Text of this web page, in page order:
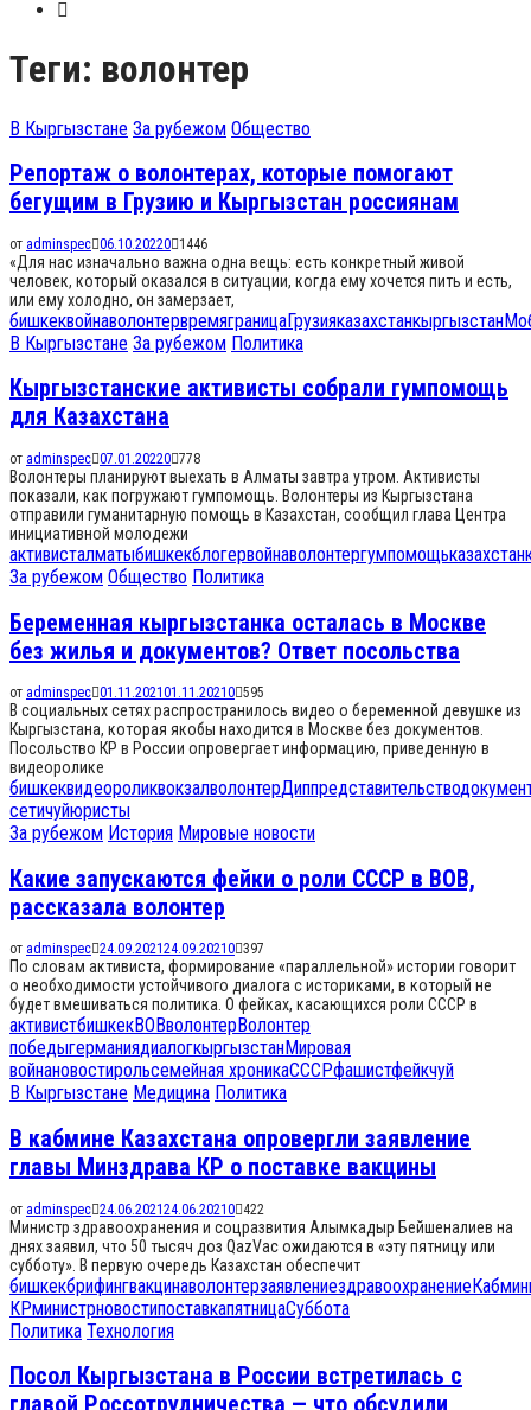
Теги: волонтер
В Кыргызстане За рубежом Общество
Репортаж о волонтерах, которые помогают
бегущим в Грузию и Кыргызстан россиянам
от adminspec 06.10.20220 1446
«Для нас изначально важна одна вещь: есть конкретный живой
человек, который оказался в ситуации, когда ему хочется пить и есть,
или ему холодно, он замерзает,
бишкеквойнаволонтервремяграницаГрузияказахстанкыргызстан
В Кыргызстане За рубежом Политика
Кыргызстанские активисты собрали гумпомощь
для Казахстана
от adminspec 07.01.20220 778
Волонтеры планируют выехать в Алматы завтра утром. Активисты
показали, как погружают гумпомощь. Волонтеры из Кыргызстана
отправили гуманитарную помощь в Казахстан, сообщил глава Центра
инициативной молодежи
активисталматыбишкекблогервойнаволонтергумпомощьказахстан
За рубежом Общество Политика
Беременная кыргызстанка осталась в Москве
без жилья и документов? Ответ посольства
от adminspec 01.11.202101.11.20210 595
В социальных сетях распространилось видео о беременной девушке из
Кыргызстана, которая якобы находится в Москве без документов.
Посольство КР в России опровергает информацию, приведенную в
видеоролике
бишкеквидеороликвокзалволонтерДиппредставительство
сетичуйюристы
За рубежом История Мировые новости
Какие запускаются фейки о роли СССР в ВОВ,
рассказала волонтер
от adminspec 24.09.202124.09.20210 397
По словам активиста, формирование «параллельной» истории говорит
о необходимости устойчивого диалога с историками, в который не
будет вмешиваться политика. О фейках, касающихся роли СССР в
активистбишкекВОВволонтер Волонтер
победыгерманиядиалогкыргызстанМировая
войнановостирольсемейная хроникаСССРфашистфейкчуй
В Кыргызстане Медицина Политика
В кабмине Казахстана опровергли заявление
главы Минздрава КР о поставке вакцины
от adminspec 24.06.202124.06.20210 422
Министр здравоохранения и соцразвития Алымкадыр Бейшеналиев на
днях заявил, что 50 тысяч доз QazVac ожидаются в «эту пятницу или
субботу». В первую очередь Казахстан обеспечит
бишкекбрифингвакцинаволонтерзаявлениездравоохранениеКабмин
КРминистрновостипоставкапятницаСуббота
Политика Технология
Посол Кыргызстана в России встретилась с
главой Россотрудничества — что обсудили